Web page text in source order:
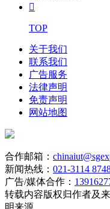

TOP
关于我们
联系我们
广告服务
法律声明
免责声明
网站地图
合作邮箱：
新闻热线： 021-3114
广告/媒体合作：
转载内容版权归作者及
明来源